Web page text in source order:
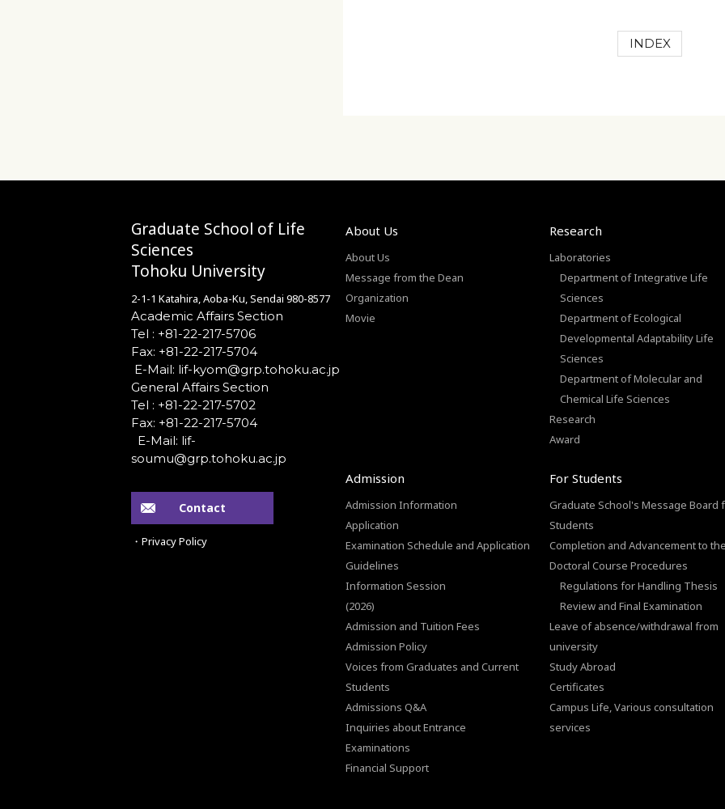
INDEX
Graduate School of Life
Sciences
Tohoku University
2-1-1 Katahira, Aoba-Ku, Sendai 980-8577
Academic Affairs Section
Tel : +81-22-217-5706
Fax: +81-22-217-5704
General Affairs Section
Tel : +81-22-217-5702
Fax: +81-22-217-5704
Contact
・Privacy Policy
About Us
About Us
Message from the Dean
Organization
Movie
Research
Laboratories
Department of Integrative Life
Sciences
Department of Ecological
Developmental Adaptability Life
Sciences
Department of Molecular and
Chemical Life Sciences
Research
Award
Admission
Admission Information
Application
Examination Schedule and Application
Guidelines
Information Session
(2026)
Admission and Tuition Fees
Admission Policy
Voices from Graduates and Current
Students
Admissions Q&A
Inquiries about Entrance
Examinations
Financial Support
For Students
Graduate School's Message Board
Students
Completion and Advancement to the
Doctoral Course Procedures
Regulations for Handling Thesis
Review and Final Examination
Leave of absence/withdrawal from
university
Study Abroad
Certificates
Campus Life, Various consultation
services